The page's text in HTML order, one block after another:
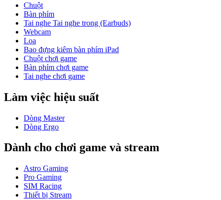
Chuột
Bàn phím
Tai nghe Tai nghe trong (Earbuds)
Webcam
Loa
Bao đựng kiêm bàn phím iPad
Chuột chơi game
Bàn phím chơi game
Tai nghe chơi game
Làm việc hiệu suất
Dòng Master
Dòng Ergo
Dành cho chơi game và stream
Astro Gaming
Pro Gaming
SIM Racing
Thiết bị Stream